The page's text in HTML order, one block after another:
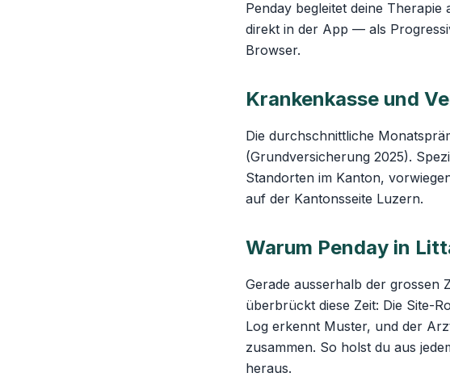
Penday begleitet deine
direkt in der App — als
Browser.
Krankenkasse und
Die durchschnittliche
(Grundversicherung 2025).
Standorten im Kanton,
auf der Kantonsseite Luzern.
Warum Penday in
Gerade ausserhalb der grossen
überbrückt diese Zeit: Die Site-
Log erkennt Muster, und der
zusammen. So holst du aus
heraus.